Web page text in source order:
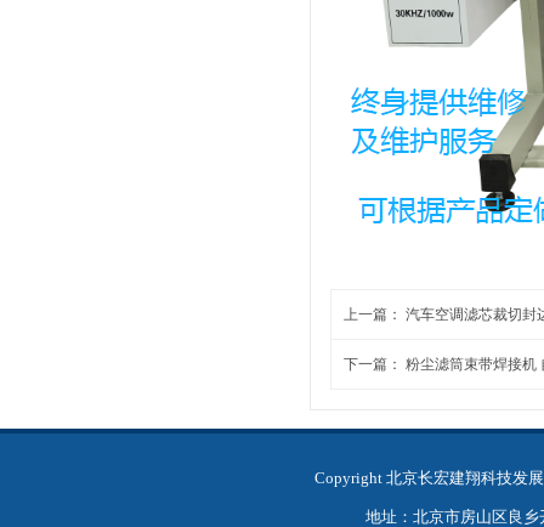
上一篇： 汽车空调滤芯裁切封
下一篇： 粉尘滤筒束带焊接机
Copyright 北京长宏建翔科技
地址：北京市房山区良